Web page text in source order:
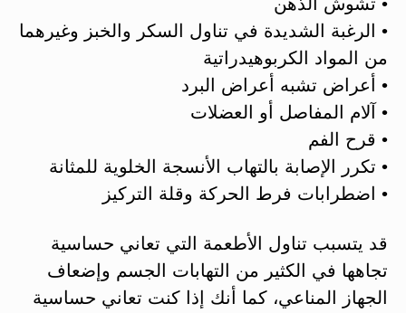
• الرغبة الشديدة في تناول السكر والخبز وغيرهما
من المواد الكربوهيدراتية
• أعراض تشبه أعراض البرد
• آلام المفاصل أو العضلات
• قرح الفم
• تكرر الإصابة بالتهاب الأنسجة الخلوية للمثانة
• اضطرابات فرط الحركة وقلة التركيز
قد يتسبب تناول الأطعمة التي تعاني حساسية
تجاهها في الكثير من التهابات الجسم وإضعاف
الجهاز المناعي، كما أنك إذا كنت تعاني حساسية